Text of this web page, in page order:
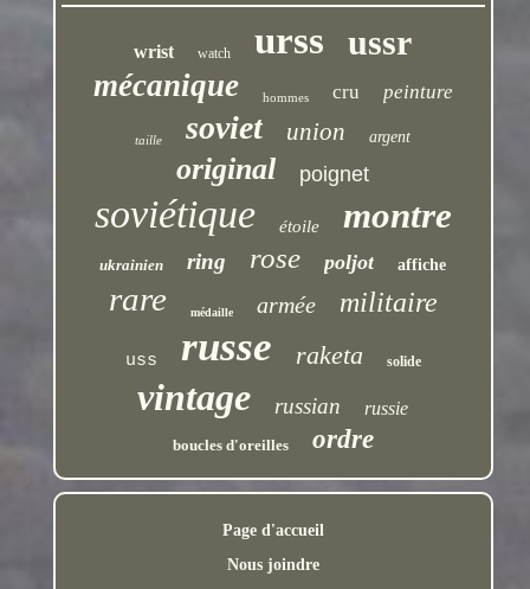
wrist watch urss ussr
mécanique hommes cru peinture
taille soviet union argent
original poignet
soviétique étoile montre
ukrainien ring rose poljot affiche
rare médaille armée militaire
uss russe raketa solide
vintage russian russie
boucles d'oreilles ordre
Page d'accueil
Nous joindre